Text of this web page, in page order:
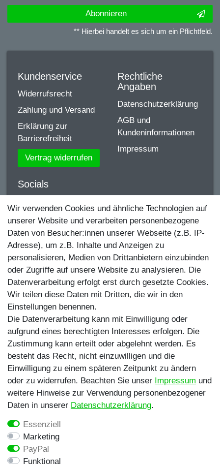
Abonnieren
** Hierbei handelt es sich um ein Pflichtfeld.
Kundenservice
Widerrufsrecht
Zahlung und Versand
Erklärung zur
Barrierefreiheit
Vertrag widerrufen
Rechtliche
Angaben
Datenschutzerklärung
AGB und
Kundeninformationen
Impressum
Socials
YouTube
Facebook
Instagram
TikTok
Zahlungsmethoden
Egal ob Barsch, Hecht, Zander und Co. -
Riverfighters ist der Shop für Raubfischangler -
Von Anglern für Angler
** Bei Variantenartikeln mit unterschiedlichen Preisen
pro Variante bezieht sich die angegebene UVP auf die
Variante mit dem niedrigsten Preis. Die UVP zu den
weiteren Varianten wird bei Klick auf die jeweilige
Wir verwenden Cookies und ähnliche Technologien auf
unserer Website und verarbeiten personenbezogene
Daten von Besucher:innen unserer Webseite (z.B. IP-
Adresse), um z.B. Inhalte und Anzeigen zu
personalisieren, Medien von Drittanbietern einzubinden
oder Zugriffe auf unsere Website zu analysieren. Die
Datenverarbeitung erfolgt erst durch gesetzte Cookies.
Wir teilen diese Daten mit Dritten, die wir in den
Einstellungen benennen.
Die Datenverarbeitung kann mit Einwilligung oder
aufgrund eines berechtigten Interesses erfolgen. Die
Zustimmung kann erteilt oder abgelehnt werden. Es
besteht das Recht, nicht einzuwilligen und die
Einwilligung zu einem späteren Zeitpunkt zu ändern
oder zu widerrufen. Beachten Sie unser Impressum und
weitere Hinweise zur Verwendung personenbezogener
Daten in unserer Daten­schutz­erklärung.
Essenziell
Marketing
PayPal
Funktional